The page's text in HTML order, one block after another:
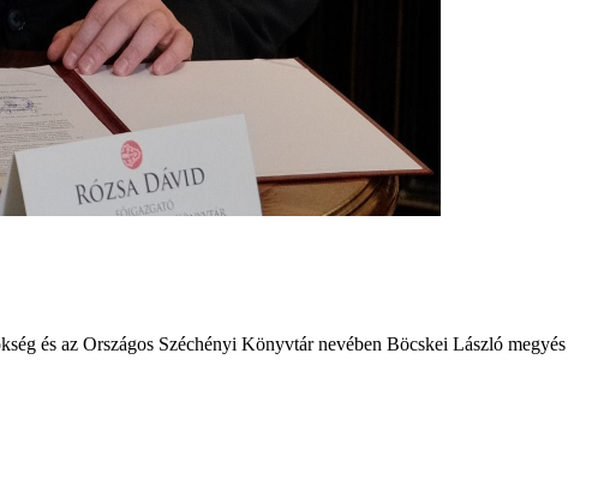
és az Országos Széchényi Könyvtár nevében Böcskei László megyés